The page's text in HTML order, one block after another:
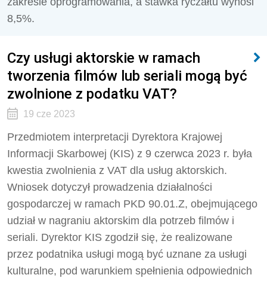
8,5%.
Czy usługi aktorskie w ramach
tworzenia filmów lub seriali mogą być
zwolnione z podatku VAT?
19 cze 2023
Przedmiotem interpretacji Dyrektora Krajowej
Informacji Skarbowej (KIS) z 9 czerwca 2023 r. była
kwestia zwolnienia z VAT dla usług aktorskich.
Wniosek dotyczył prowadzenia działalności
gospodarczej w ramach PKD 90.01.Z, obejmującego
udział w nagraniu aktorskim dla potrzeb filmów i
seriali. Dyrektor KIS zgodził się, że realizowane
przez podatnika usługi mogą być uznane za usługi
kulturalne, pod warunkiem spełnienia odpowiednich